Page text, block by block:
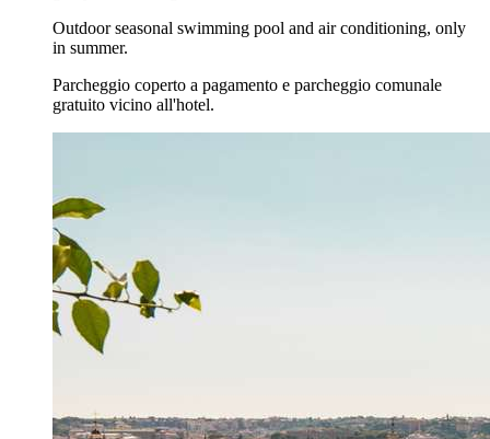
Outdoor seasonal swimming pool and air conditioning, only
in summer.
Parcheggio coperto a pagamento e parcheggio comunale
gratuito vicino all'hotel.